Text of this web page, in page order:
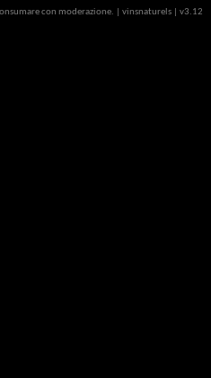
con moderazione. | vinsnaturels | v3.12